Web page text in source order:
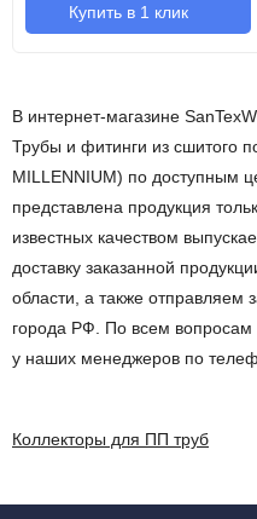
Купить в 1 клик
В интернет-магазине
Трубы и фитинги из сшитого
MILLENNIUM) по доступным
представлена продукция
известных качеством
доставку заказанной
области, а также отправляем
города РФ. По всем вопросам
у наших менеджеров по
Коллекторы для ПП труб